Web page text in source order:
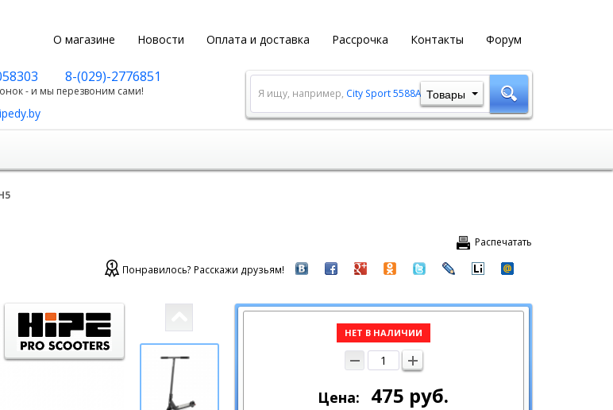
О магазине Новости Оплата и доставка Рассрочка Контакты Форум
8-(029)-2776851
- и мы перезвоним сами! Я ищу, например, City Sport 5588A-1Товары
Распечатать
Понравилось? Расскажи друзьям!
НЕТ В НАЛИЧИИ
Цена: 475 руб.